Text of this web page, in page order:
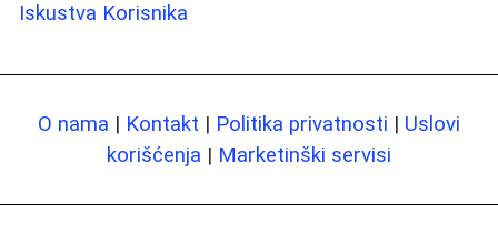
Iskustva Korisnika
O nama | Kontakt | Politika privatnosti | Uslovi
korišćenja | Marketinški servisi